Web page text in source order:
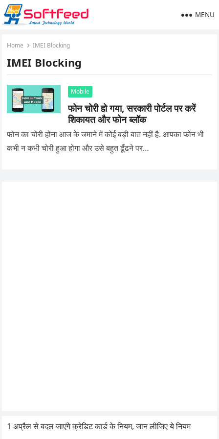
MENU
Home IMEI Blocking
IMEI Blocking
Mobile
फोन चोरी हो गया, सरकारी पोर्टल पर करें
शिकायत और फोन ब्लॉक
फोन का चोरी होना आज के जमाने में कोई बड़ी बात नहीं है. आपका फोन भी
कभी न कभी चोरी हुआ होगा और उसे बहुत ढूँढने पर…
1 अप्रैल से बदल जाएंगे क्रेडिट कार्ड के नियम, जान लीजिए ये नियम